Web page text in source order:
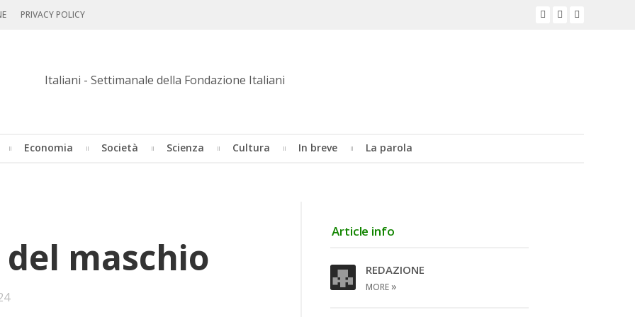
PRIVACY POLICY
Economia Società Scienza Cultura In breve La parola
ma­schio
Article info
REDAZIONE
MORE »